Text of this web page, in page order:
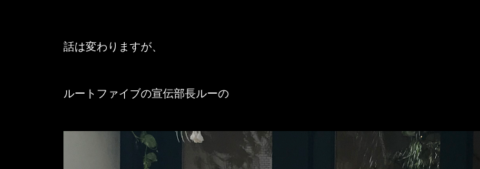
話は変わりますが、
ルートファイブの宣伝部長ルーの